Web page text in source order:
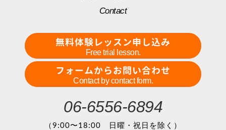
Contact
無料体験レッスン申し込み
Free trial lesson.
フォームからお問い合わせ
Contact by contact form.
06-6556-6894
（9:00〜18:00 日曜・祝日を除く）